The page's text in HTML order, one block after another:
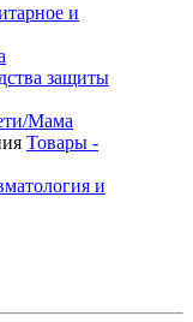
и
защиты
Мама
Товары -
и